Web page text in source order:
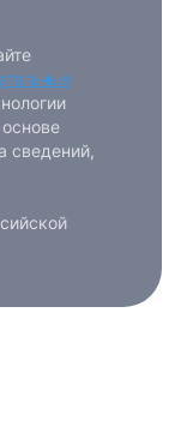
сведений,